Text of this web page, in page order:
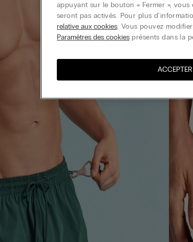
appuyant sur le bouton « Fermer »,
seront pas activés. Pour plus
relative aux cookies. Vous pouvez
Paramètres des cookies présents dans la